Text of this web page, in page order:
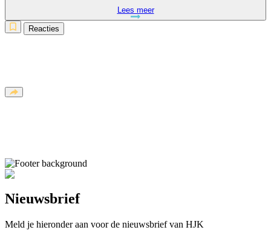
Lees meer
Reacties
Nieuwsbrief
Meld je hieronder aan voor de nieuwsbrief van HJK